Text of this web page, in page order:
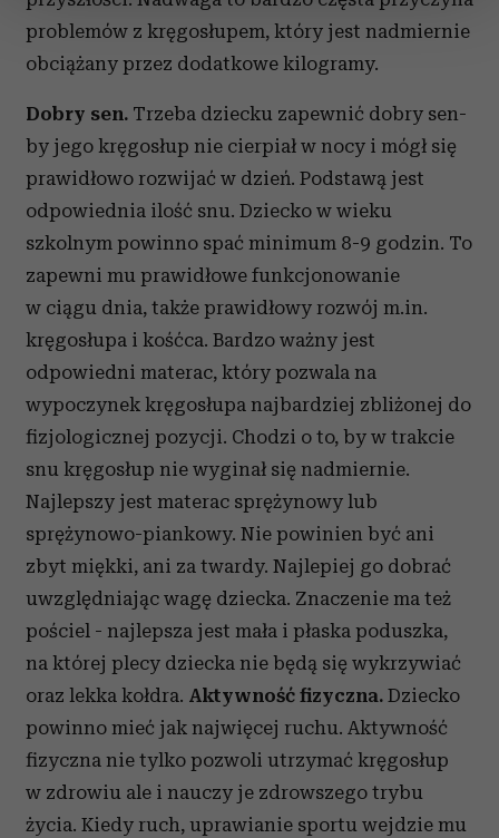
zmienić lub wycofać swoją zgodę w dowolnej chwili.
Wykorzystujemy pliki cookie do spersonalizowania treści
i reklam, aby oferować funkcje społecznościowe i
analizować ruch w naszej witrynie. Informacje o tym, jak
korzystasz z naszej witryny, udostępniamy partnerom
społecznościowym, reklamowym i analitycznym.
Partnerzy mogą połączyć te informacje z innymi danymi
otrzymanymi od Ciebie lub uzyskanymi podczas
korzystania z ich usług.
problemów z kręgosłupem, który jest nadmiernie
obciążany przez dodatkowe kilogramy.
Dobry sen. Trzeba dziecku zapewnić dobry sen-
by jego kręgosłup nie cierpiał w nocy i mógł się
prawidłowo rozwijać w dzień. Podstawą jest
odpowiednia ilość snu. Dziecko w wieku
szkolnym powinno spać minimum 8-9 godzin. To
zapewni mu prawidłowe funkcjonowanie
w ciągu dnia, także prawidłowy rozwój m.in.
kręgosłupa i kośćca. Bardzo ważny jest
odpowiedni materac, który pozwala na
wypoczynek kręgosłupa najbardziej zbliżonej do
fizjologicznej pozycji. Chodzi o to, by w trakcie
snu kręgosłup nie wyginał się nadmiernie.
Najlepszy jest materac sprężynowy lub
sprężynowo-piankowy. Nie powinien być ani
zbyt miękki, ani za twardy. Najlepiej go dobrać
uwzględniając wagę dziecka. Znaczenie ma też
pościel - najlepsza jest mała i płaska poduszka,
na której plecy dziecka nie będą się wykrzywiać
oraz lekka kołdra. Aktywność fizyczna. Dziecko
powinno mieć jak najwięcej ruchu. Aktywność
fizyczna nie tylko pozwoli utrzymać kręgosłup
w zdrowiu ale i nauczy je zdrowszego trybu
życia. Kiedy ruch, uprawianie sportu wejdzie mu